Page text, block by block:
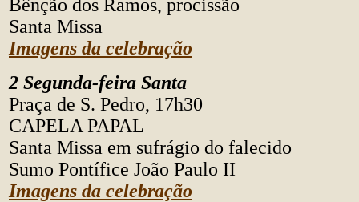
Bênção dos Ramos, procissão
Santa Missa
Imagens da celebração
2 Segunda-feira Santa
Praça de S. Pedro, 17h30
CAPELA PAPAL
Santa Missa em sufrágio do falecido
Sumo Pontífice João Paulo II
Imagens da celebração